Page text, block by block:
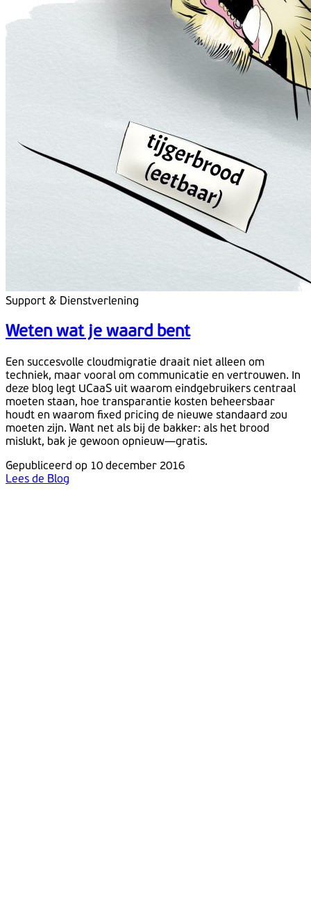
Support & Dienstverlening
Weten wat je waard bent
Een succesvolle cloudmigratie draait niet alleen om
techniek, maar vooral om communicatie en vertrouwen. In
deze blog legt UCaaS uit waarom eindgebruikers centraal
moeten staan, hoe transparantie kosten beheersbaar
houdt en waarom fixed pricing de nieuwe standaard zou
moeten zijn. Want net als bij de bakker: als het brood
mislukt, bak je gewoon opnieuw—gratis.
Gepubliceerd op 10 december 2016
Lees de Blog